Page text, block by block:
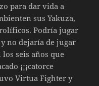
para dar vida a
sus Yakuza,
Podría jugar
no dejaría de jugar
seis años que
¡¡¡catorce
Virtua Fighter y